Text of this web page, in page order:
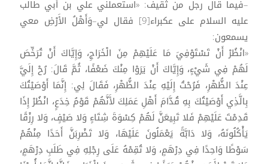
–فيما قال رجل من ثقيف: «استعملني علي بن أبي طالب
عليه السلام على عكبراء[9] فقال لي–وَأَهْلُ الأَرْضِ معي
يسمعون:
«انْظُرْ أَنْ تَسْتَوْفِيَ مَا عَلَيْهِمْ مِنَ الْخَرَاجِ، وَإِيَّاكَ أَنْ تُرَخِّصَ
لَهُمْ فِي شَيْءٍ، وَإِيَّاكَ أَنْ يَرَوْا مِنْكَ ضَعْفًا، ثُمَّ قَالَ: رُحْ إِلَيَّ
عِنْدَ الظُّهْرِ، فَرُحْتُ إِلَيْهِ عِنْدَ الظُّهْرِ، فَقَالَ لِي: إِنَّمَا أَوْصَيْتُكَ
بِالَّذِي أَوْصَيْتُكَ بِهِ قُدَّامَ أَهْلِ عَمَلِكَ لأَنَّهُمْ قَوْمُ خِدَعٍ، انْظُرْ إِذَا
قَدِمْتَ عَلَيْهِمْ فَلا تَبِيعَنَّ لَهُمْ كِسْوَةَ شِتَاءٍ وَلا صَيْفٍ، وَلا رِزْقًا
يَأْكُلُونَهُ، وَلا دَابَّةً يَعْمَلُونَ عَلَيْهَا، وَلا تَضْرِبَنَّ أَحَدًا مِنْهُمْ
سَوْطًا وَاحِدًا فِي دِرْهَمٍ، وَلا تُقِمْهُ عَلَى رِجْلِهِ فِي طَلَبِ دِرْهَمٍ،